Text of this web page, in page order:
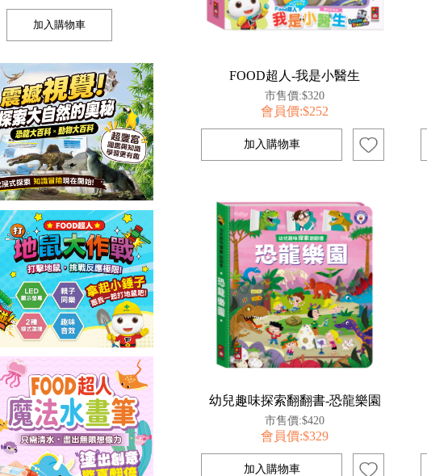
FOOD超人-我是小醫生
市售價:$320
會員價:$252
幼兒趣味探索翻翻書-恐龍樂園
市售價:$420
會員價:$329